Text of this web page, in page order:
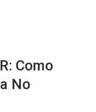
Como
No